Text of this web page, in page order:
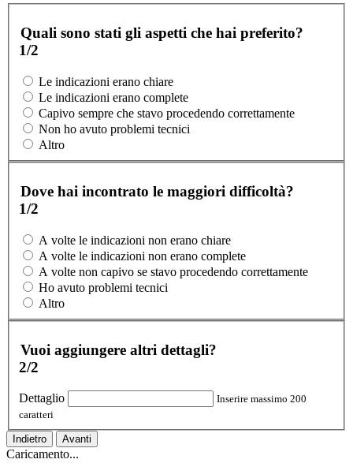
Quali sono stati gli aspetti che hai preferito?
1/2
Le indicazioni erano chiare
Le indicazioni erano complete
Capivo sempre che stavo procedendo correttamente
Non ho avuto problemi tecnici
Altro
Dove hai incontrato le maggiori difficoltà?
1/2
A volte le indicazioni non erano chiare
A volte le indicazioni non erano complete
A volte non capivo se stavo procedendo correttamente
Ho avuto problemi tecnici
Altro
Vuoi aggiungere altri dettagli?
2/2
Dettaglio
Inserire massimo 200
caratteri
Indietro Avanti
Caricamento...